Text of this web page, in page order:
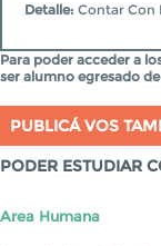
Detalle: Contar
Para poder acceder a
ser alumno egresado
PUBLICÁ VOS
PODER ESTUDIAR
Area Humana